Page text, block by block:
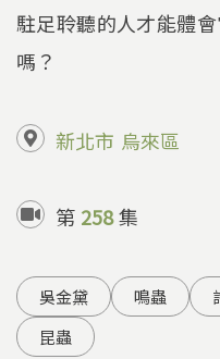
駐足聆聽的人才能體
嗎？
新北市 烏來區
第 258集
吳金黛 鳴蟲
昆蟲